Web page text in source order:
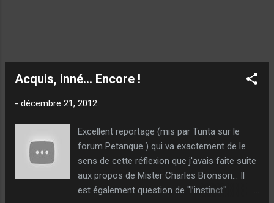
Acquis, inné... Encore !
- décembre 21, 2012
Excellent reportage (mis par Tunta sur le
forum Petanque ) qui va exactement de le
sens de cette réflexion que j'avais faite suite
aux propos de Mister Charles Bronson... Il
est également question de "l’instinct"...